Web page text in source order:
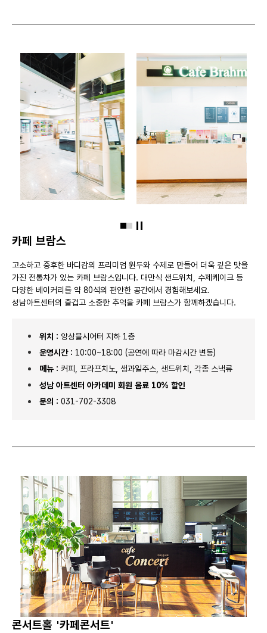
카페 브람스
고소하고 중후한 바디감의 프리미엄 원두와 수제로 만들어 더욱 깊은 맛을
가진 전통차가 있는 카페 브람스입니다. 대만식 샌드위치, 수제케이크 등
다양한 베이커리를 약 80석의 편안한 공간에서 경험해보세요.
성남아트센터의 즐겁고 소중한 추억을 카페 브람스가 함께하겠습니다.
위치 : 앙상블시어터 지하 1층
운영시간 : 10:00~18:00 (공연에 따라 마감시간 변동)
메뉴 : 커피, 프라프치노, 생과일주스, 샌드위치, 각종 스낵류
성남 아트센터 아카데미 회원 음료 10% 할인
문의 : 031-702-3308
콘서트홀 '카페콘서트'